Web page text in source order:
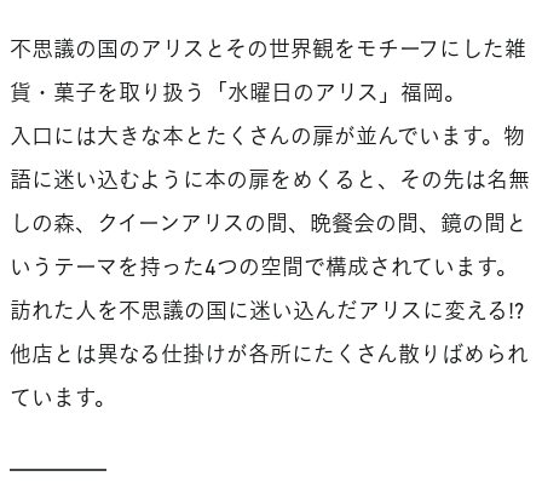
不思議の国のアリスとその世界観をモチーフにした雑
貨・菓子を取り扱う「水曜日のアリス」福岡。
入口には大きな本とたくさんの扉が並んでいます。物
語に迷い込むように本の扉をめくると、その先は名無
しの森、クイーンアリスの間、晩餐会の間、鏡の間と
いうテーマを持った4つの空間で構成されています。
訪れた人を不思議の国に迷い込んだアリスに変える!?
他店とは異なる仕掛けが各所にたくさん散りばめられ
ています。